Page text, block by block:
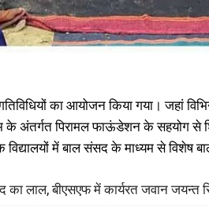
का आयोजन किया गया। जहां
अंतर्गत पिरामल फाऊंडेशन के सहयोग से
में बाल संसद के माध्यम से विशेष
का लाल, बीएसएफ में कार्यरत जवान